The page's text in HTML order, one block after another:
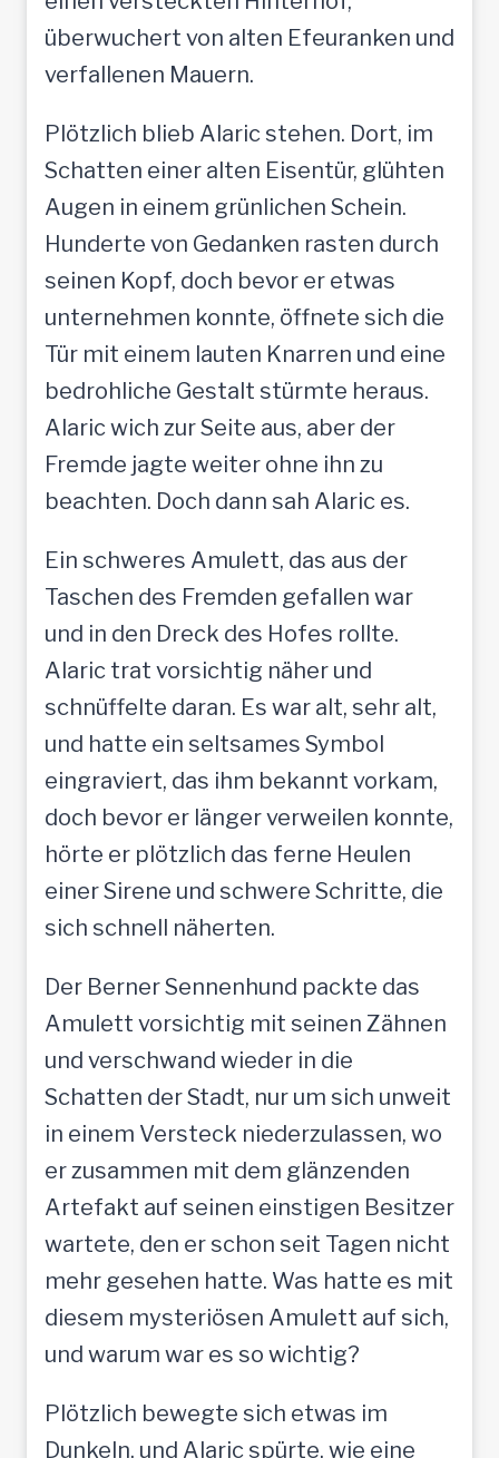
überwuchert von alten Efeuranken und
verfallenen Mauern.
Plötzlich blieb Alaric stehen. Dort, im
Schatten einer alten Eisentür, glühten
Augen in einem grünlichen Schein.
Hunderte von Gedanken rasten durch
seinen Kopf, doch bevor er etwas
unternehmen konnte, öffnete sich die
Tür mit einem lauten Knarren und eine
bedrohliche Gestalt stürmte heraus.
Alaric wich zur Seite aus, aber der
Fremde jagte weiter ohne ihn zu
beachten. Doch dann sah Alaric es.
Ein schweres Amulett, das aus der
Taschen des Fremden gefallen war
und in den Dreck des Hofes rollte.
Alaric trat vorsichtig näher und
schnüffelte daran. Es war alt, sehr alt,
und hatte ein seltsames Symbol
eingraviert, das ihm bekannt vorkam,
doch bevor er länger verweilen konnte,
hörte er plötzlich das ferne Heulen
einer Sirene und schwere Schritte, die
sich schnell näherten.
Der Berner Sennenhund packte das
Amulett vorsichtig mit seinen Zähnen
und verschwand wieder in die
Schatten der Stadt, nur um sich unweit
in einem Versteck niederzulassen, wo
er zusammen mit dem glänzenden
Artefakt auf seinen einstigen Besitzer
wartete, den er schon seit Tagen nicht
mehr gesehen hatte. Was hatte es mit
diesem mysteriösen Amulett auf sich,
und warum war es so wichtig?
Plötzlich bewegte sich etwas im
Dunkeln, und Alaric spürte, wie eine